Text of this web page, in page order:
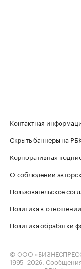
Контактная
Скрыть баннеры на
Корпоративная
О соблюдении
Пользовательское
Политика в
Политика обработки
© ООО
1995–2026 .